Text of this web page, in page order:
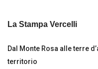
La Stampa Vercelli
Dal Monte Rosa alle terre
territorio